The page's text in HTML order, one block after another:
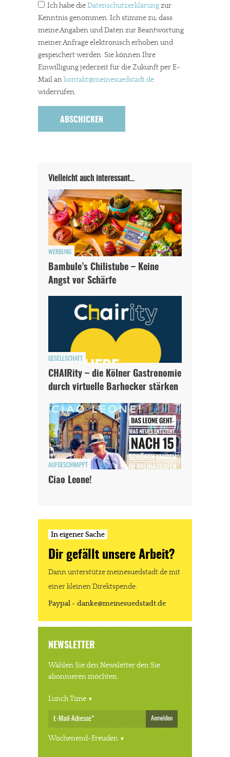
Ich habe dieDatenschutzerklärungzur
Kenntnis genommen. Ich stimme zu, dass
meine Angaben und Daten zur Beantwortung
meiner Anfrage elektronisch erhoben und
gespeichert werden. Sie können Ihre
Einwilligung jederzeit für die Zukunft per E-
Mail ankontakt@meinesuedstadt.de
widerrufen.
Vielleicht auch interessant…
WERBUNG
Bambule’s Chilistube – Keine
Angst vor Schärfe
GESELLSCHAFT
CHAIRity – die Kölner Gastronomie
durch virtuelle Barhocker stärken
AUFGESCHNAPPT
Ciao Leone!
In eigener Sache
Dir gefällt unsere Arbeit?
Dann unterstütze meinesuedstadt.de mit
einer kleinen Direktspende.
Paypal - danke@meinesuedstadt.de
NEWSLETTER
Wählen Sie den Newsletter den Sie
abonnieren möchten.
Lunch Time
Anmelden
Wochenend-Freuden